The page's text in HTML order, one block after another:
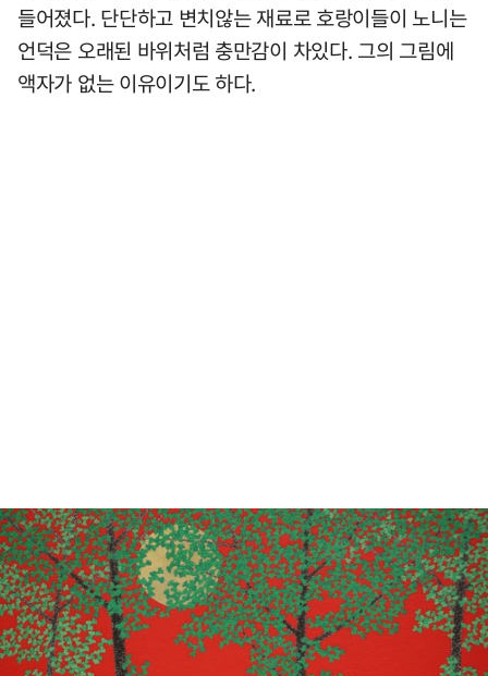
들어졌다. 단단하고 변치않는 재료로 호랑이들이 노니는
언덕은 오래된 바위처럼 충만감이 차있다. 그의 그림에
액자가 없는 이유이기도 하다.